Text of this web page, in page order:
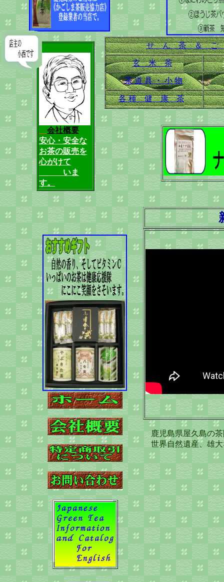
鹿児島県屋久島の茶
世界自然遺産、雄大
会社概要
安心・安全な
お茶の販売を
心がけて
いま
す。
せ ん 茶 ＆ ご
玄 米 茶
茶 道 具 ・ 小 物
各 種 健 康 茶